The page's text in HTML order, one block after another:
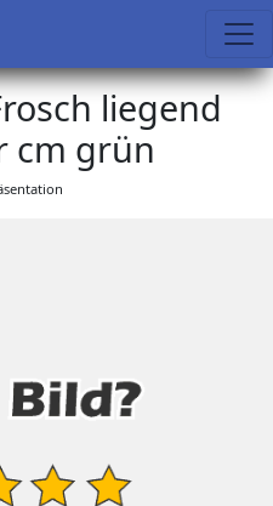
liegend
cm grün